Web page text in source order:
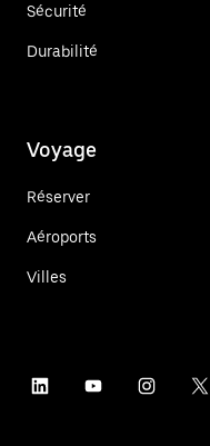
Sécurité
Durabilité
Voyage
Réserver
Aéroports
Villes